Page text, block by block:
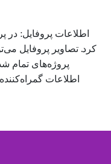
اطلاعات پروفایل: در
کرد. تصاویر پروفایل
پروژه‌های تمام
اطلاعات